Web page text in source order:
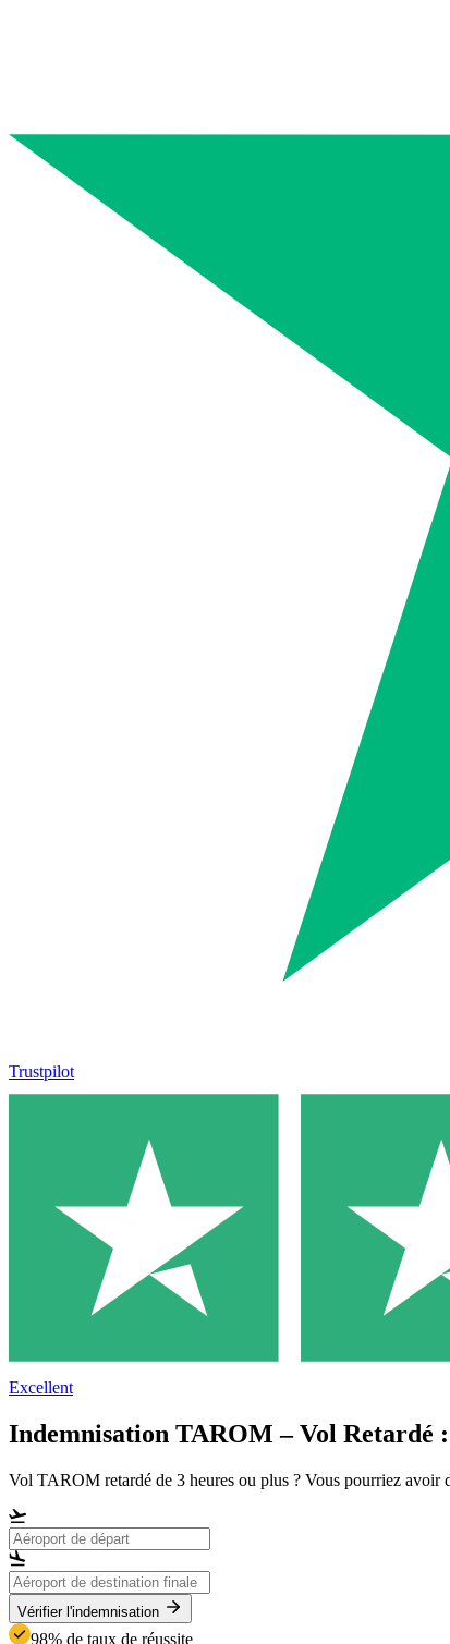
Trustpilot
Excellent
Indemnisation TAROM – Vol Retardé
Vol TAROM retardé de 3 heures ou plus ? Vous pourriez avoir
Vérifier l'indemnisation
98% de taux de réussite